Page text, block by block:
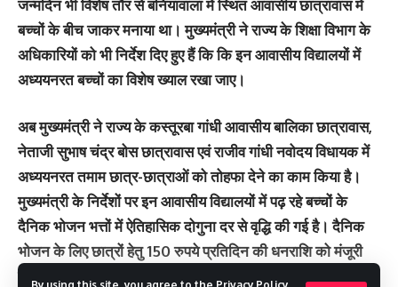
जन्मदिन भी विशेष तौर से बनियावाला में स्थित आवासीय छात्रावास में
बच्चों के बीच जाकर मनाया था। मुख्यमंत्री ने राज्य के शिक्षा विभाग के
अधिकारियों को भी निर्देश दिए हुए हैं कि कि इन आवासीय विद्यालयों में
अध्ययनरत बच्चों का विशेष ख्याल रखा जाए।
अब मुख्यमंत्री ने राज्य के कस्तूरबा गांधी आवासीय बालिका छात्रावास,
नेताजी सुभाष चंद्र बोस छात्रावास एवं राजीव गांधी नवोदय विधायक में
अध्ययनरत तमाम छात्र-छात्राओं को तोहफा देने का काम किया है।
मुख्यमंत्री के निर्देशों पर इन आवासीय विद्यालयों में पढ़ रहे बच्चों के
दैनिक भोजन भत्तों में ऐतिहासिक दोगुना दर से वृद्धि की गई है। दैनिक
भोजन के लिए छात्रों हेतु 150 रुपये प्रतिदिन की धनराशि को मंजूरी